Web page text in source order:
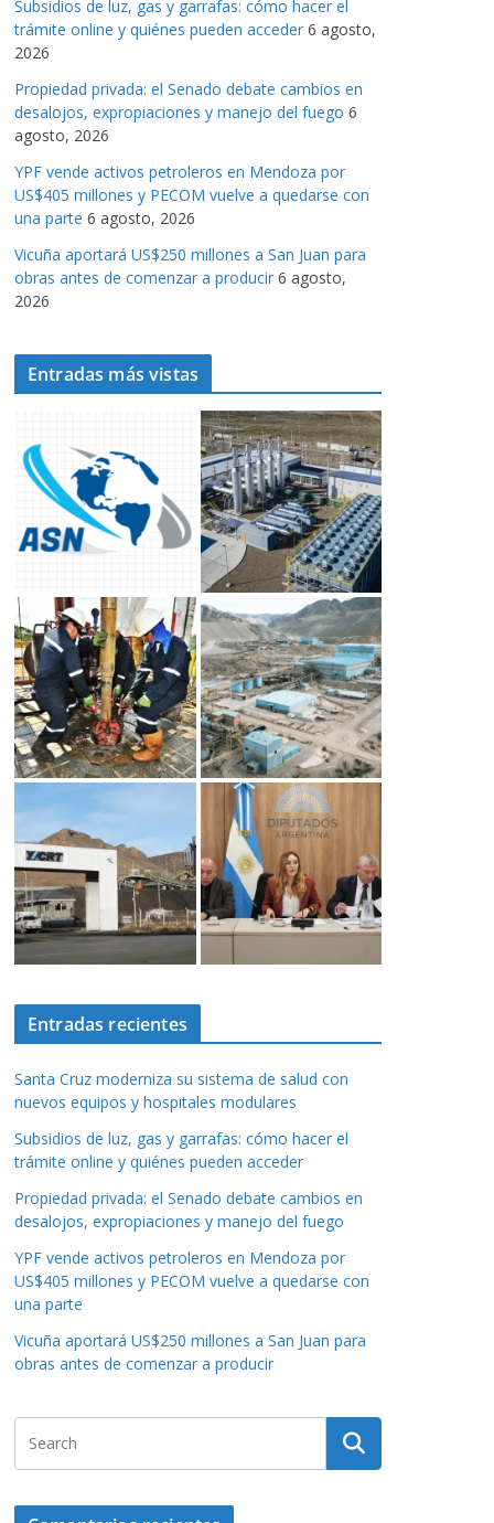
a
s
Subsidios de luz, gas y garrafas: cómo hacer el
trámite online y quiénes pueden acceder 6 agosto,
2026
Propiedad privada: el Senado debate cambios en
desalojos, expropiaciones y manejo del fuego 6
agosto, 2026
YPF vende activos petroleros en Mendoza por
US$405 millones y PECOM vuelve a quedarse con
una parte 6 agosto, 2026
Vicuña aportará US$250 millones a San Juan para
obras antes de comenzar a producir 6 agosto,
2026
Entradas más vistas
Entradas recientes
Santa Cruz moderniza su sistema de salud con
nuevos equipos y hospitales modulares
Subsidios de luz, gas y garrafas: cómo hacer el
trámite online y quiénes pueden acceder
Propiedad privada: el Senado debate cambios en
desalojos, expropiaciones y manejo del fuego
YPF vende activos petroleros en Mendoza por
US$405 millones y PECOM vuelve a quedarse con
una parte
Vicuña aportará US$250 millones a San Juan para
obras antes de comenzar a producir